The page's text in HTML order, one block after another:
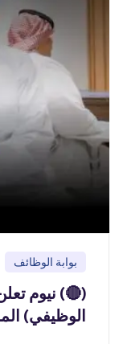
بوابة الوظائف
(🔴) نيوم
الوظيفي)